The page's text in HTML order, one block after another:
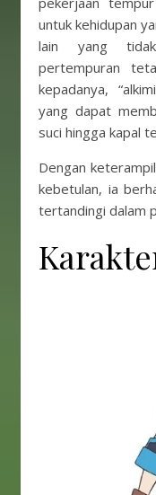
untuk kehidupan
lain yang
pertempuran
kepadanya,
yang dapat
suci hingga kapal
Dengan
kebetulan, ia
tertandingi dalam